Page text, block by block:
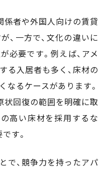
係者や外国人向けの賃貸
、一方で、文化の違いに
必要です。例えば、アメ
る入居者も多く、床材の
るケースがあります。
状回復の範囲を明確に取
高い床材を採用するな
す。
で、競争力を持ったアパ